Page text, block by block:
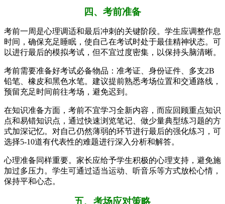
四、考前准备
考前一周是心理调适和最后冲刺的关键阶段。学生应调整作息
时间，确保充足睡眠，使自己在考试时处于最佳精神状态。可
以进行最后的模拟考试，但不宜过度密集，以保持头脑清晰。
考前需要准备好考试必备物品：准考证、身份证件、多支2B
铅笔、橡皮和黑色水笔。建议提前熟悉考场位置和交通路线，
预留充足时间前往考场，避免迟到。
在知识准备方面，考前不宜学习全新内容，而应回顾重点知识
点和易错知识点，通过快速浏览笔记、做少量典型练习题的方
式加深记忆。对自己仍然薄弱的环节进行最后的强化练习，可
选择5-10道有代表性的难题进行深入分析和解答。
心理准备同样重要。家长应给予学生积极的心理支持，避免施
加过多压力。学生可通过适当运动、听音乐等方式放松心情，
保持平和心态。
五、考场应对策略